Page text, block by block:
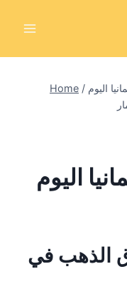
Home / اليوم
اليوم
الذهب في